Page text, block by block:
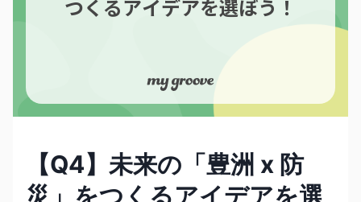
つくるアイデアを選ぼう！
【Q4】未来の「豊洲 x 防
災」をつくるアイデアを選